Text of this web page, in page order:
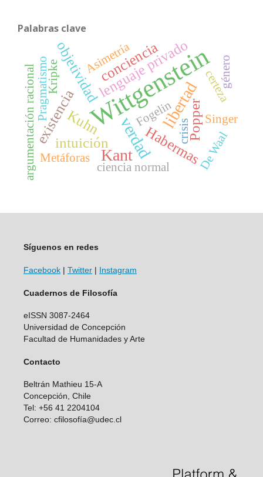
Palabras clave
Wittgenstein
libertad
verdad
Kant
lenguaje privado
Habermas
intuición
Kuhn Popper
objetividadconciencia
existencia
ciencia normal
crisis
argumentación racional
Asimetría
Singer
Metáforas
Pragmatismo Fogelin
Kripke certeza
De Waal
género
Síguenos en redes
Facebook | Twitter | Instagram
Cuadernos de Filosofía
eISSN 3087-2464
Universidad de Concepción
Facultad de Humanidades y Arte
Contacto
Beltrán Mathieu 15-A
Concepción, Chile
Tel: +56 41 2204104
Correo: cfilosofía@udec.cl